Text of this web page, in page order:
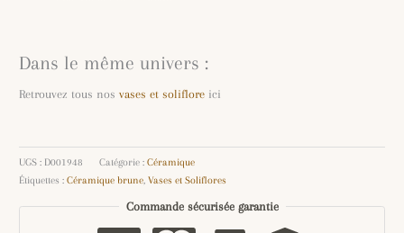
Dans le même univers :
Retrouvez tous nosvases et soliflore ici
UGS : D001948 Catégorie :Céramique
Étiquettes :Céramique brune ,Vases et Soliflores
Commande sécurisée garantie